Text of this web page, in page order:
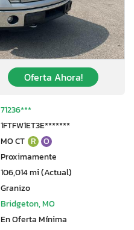
Oferta Ahora!
71236***
1FTFW1ET3E*******
MO CT R O
Proximamente
106,014 mi (Actual)
Granizo
Bridgeton, MO
En Oferta Mínima